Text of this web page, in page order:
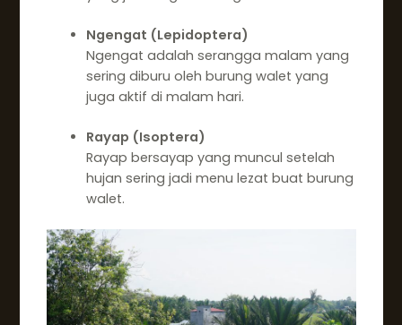
Ngengat (Lepidoptera)
Ngengat adalah serangga malam yang
sering diburu oleh burung walet yang
juga aktif di malam hari.
Rayap (Isoptera)
Rayap bersayap yang muncul setelah
hujan sering jadi menu lezat buat burung
walet.